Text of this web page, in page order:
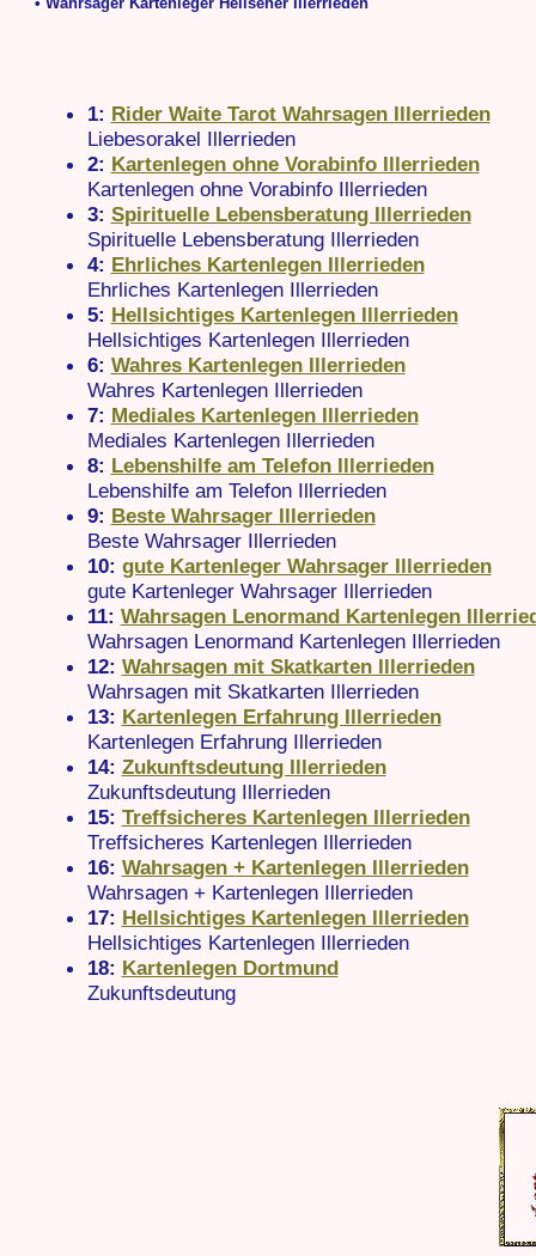
1: Rider Waite Tarot Wahrsagen Illerrieden
Liebesorakel Illerrieden
2: Kartenlegen ohne Vorabinfo Illerrieden
Kartenlegen ohne Vorabinfo Illerrieden
3: Spirituelle Lebensberatung Illerrieden
Spirituelle Lebensberatung Illerrieden
4: Ehrliches Kartenlegen Illerrieden
Ehrliches Kartenlegen Illerrieden
5: Hellsichtiges Kartenlegen Illerrieden
Hellsichtiges Kartenlegen Illerrieden
6: Wahres Kartenlegen Illerrieden
Wahres Kartenlegen Illerrieden
7: Mediales Kartenlegen Illerrieden
Mediales Kartenlegen Illerrieden
8: Lebenshilfe am Telefon Illerrieden
Lebenshilfe am Telefon Illerrieden
9: Beste Wahrsager Illerrieden
Beste Wahrsager Illerrieden
10: gute Kartenleger Wahrsager Illerrieden
gute Kartenleger Wahrsager Illerrieden
11: Wahrsagen Lenormand Kartenlegen
Wahrsagen Lenormand Kartenlegen Illerrieden
12: Wahrsagen mit Skatkarten Illerrieden
Wahrsagen mit Skatkarten Illerrieden
13: Kartenlegen Erfahrung Illerrieden
Kartenlegen Erfahrung Illerrieden
14: Zukunftsdeutung Illerrieden
Zukunftsdeutung Illerrieden
15: Treffsicheres Kartenlegen Illerrieden
Treffsicheres Kartenlegen Illerrieden
16: Wahrsagen + Kartenlegen Illerrieden
Wahrsagen + Kartenlegen Illerrieden
17: Hellsichtiges Kartenlegen Illerrieden
Hellsichtiges Kartenlegen Illerrieden
18: Kartenlegen Dortmund
Zukunftsdeutung